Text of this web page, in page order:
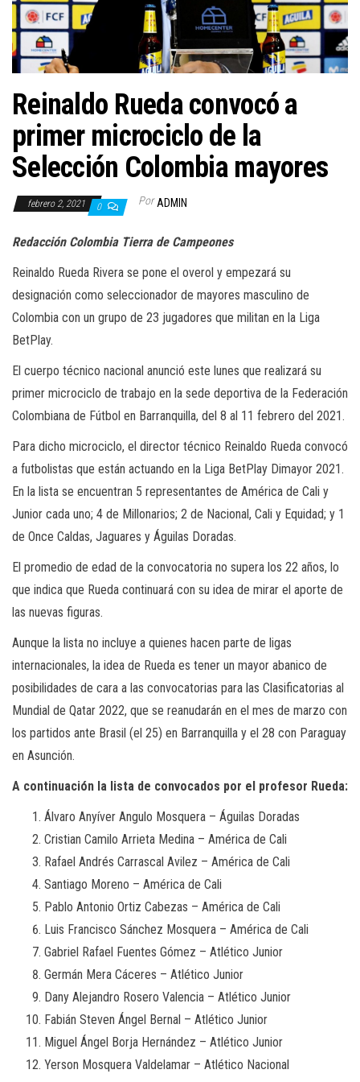
c
ó
Reinaldo Rueda convocó a
primer microciclo de la
Selección Colombia mayores
febrero 2, 2021 0 Por ADMIN
Redacción Colombia Tierra de Campeones
Reinaldo Rueda Rivera se pone el overol y empezará su
designación como seleccionador de mayores masculino de
Colombia con un grupo de 23 jugadores que militan en la Liga
BetPlay.
El cuerpo técnico nacional anunció este lunes que realizará su
primer microciclo de trabajo en la sede deportiva de la Federación
Colombiana de Fútbol en Barranquilla, del 8 al 11 febrero del 2021.
Para dicho microciclo, el director técnico Reinaldo Rueda convocó
a futbolistas que están actuando en la Liga BetPlay Dimayor 2021.
En la lista se encuentran 5 representantes de América de Cali y
Junior cada uno; 4 de Millonarios; 2 de Nacional, Cali y Equidad; y 1
de Once Caldas, Jaguares y Águilas Doradas.
El promedio de edad de la convocatoria no supera los 22 años, lo
que indica que Rueda continuará con su idea de mirar el aporte de
las nuevas figuras.
Aunque la lista no incluye a quienes hacen parte de ligas
internacionales, la idea de Rueda es tener un mayor abanico de
posibilidades de cara a las convocatorias para las Clasificatorias al
Mundial de Qatar 2022, que se reanudarán en el mes de marzo con
los partidos ante Brasil (el 25) en Barranquilla y el 28 con Paraguay
en Asunción.
A continuación la lista de convocados por el profesor Rueda:
Álvaro Anyíver Angulo Mosquera – Águilas Doradas
Cristian Camilo Arrieta Medina – América de Cali
Rafael Andrés Carrascal Avilez – América de Cali
Santiago Moreno – América de Cali
Pablo Antonio Ortiz Cabezas – América de Cali
Luis Francisco Sánchez Mosquera – América de Cali
Gabriel Rafael Fuentes Gómez – Atlético Junior
Germán Mera Cáceres – Atlético Junior
Dany Alejandro Rosero Valencia – Atlético Junior
Fabián Steven Ángel Bernal – Atlético Junior
Miguel Ángel Borja Hernández – Atlético Junior
Yerson Mosquera Valdelamar – Atlético Nacional